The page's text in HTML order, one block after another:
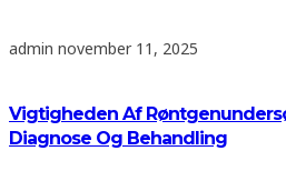
admin november 11, 2025
Vigtigheden Af
Diagnose Og Behandling